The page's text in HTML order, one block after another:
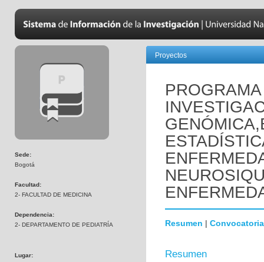
Sede:
Bogotá
Facultad:
2- FACULTAD DE MEDICINA
Dependencia:
2- DEPARTAMENTO DE PEDIATRÍA
Lugar:
Proyectos
Resumen | Convocatoria
Resumen